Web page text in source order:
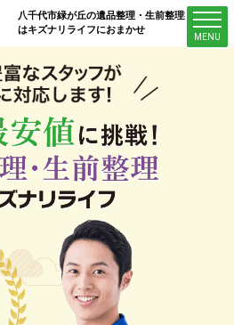
八千代市緑が丘の遺品整理・生前整理業者
はキズナリライフにおまかせ